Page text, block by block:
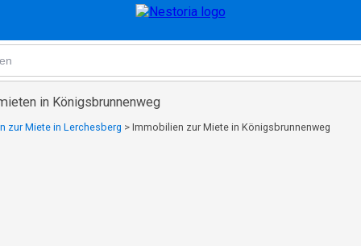
in Königsbrunnenweg
zur Miete in Lerchesberg > Immobilien zur Miete in Königsbrunnenweg